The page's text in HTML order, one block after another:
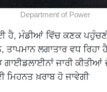
Department of Power
ਹੈ, ਮੰਡੀਆਂ ਵਿੱਚ ਕਣਕ
ਤਾਪਮਾਨ ਲਗਾਤਾਰ ਵਧ ਰਿਹਾ
ਜਾਰੀ
ਮਿਹਨਤ ਖ਼ਰਾਬ ਹੋ ਜਾਵੇਗੀ